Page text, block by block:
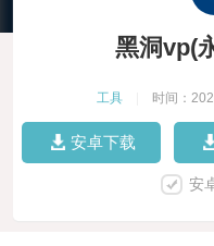
黑洞vp(
工具 时间：
安卓下载
安